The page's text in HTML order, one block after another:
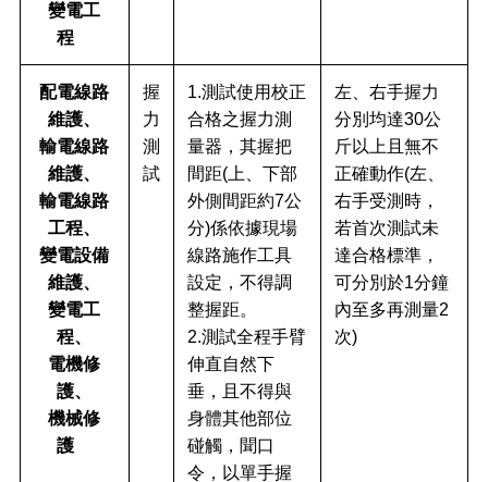
變電工
程
配電線路
維護、
輸電線路
維護、
輸電線路
工程、
變電設備
維護、
變電工
程、
電機修
護、
機械修
護
握
力
測
試
1.測試使用校正
合格之握力測
量器，其握把
間距(上、下部
外側間距約7公
分)係依據現場
線路施作工具
設定，不得調
整握距。
2.測試全程手臂
伸直自然下
垂，且不得與
身體其他部位
碰觸，聞口
令，以單手握
左、右手握力
分別均達30公
斤以上且無不
正確動作(左、
右手受測時，
若首次測試未
達合格標準，
可分別於1分鐘
內至多再測量2
次)